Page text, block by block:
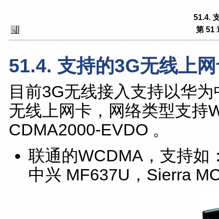
51.4.
第 51
51.4. 支持的3G无线上
目前3G无线接入支持以华
无线上网卡，网络类型支持
CDMA2000-EVDO 。
联通的WCDMA，支持如
中兴 MF637U，Sierra